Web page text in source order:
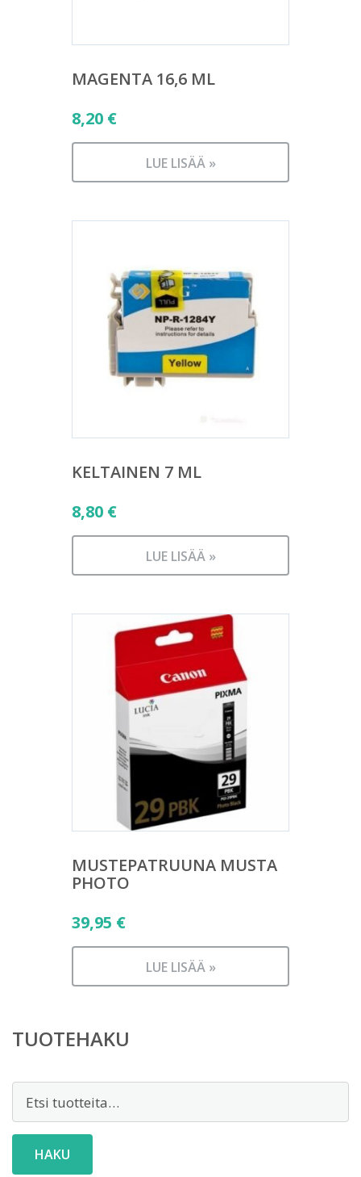
MAGENTA 16,6 ML
8,20 €
LUE LISÄÄ »
KELTAINEN 7 ML
8,80 €
LUE LISÄÄ »
MUSTEPATRUUNA MUSTA
PHOTO
39,95 €
LUE LISÄÄ »
TUOTEHAKU
HAKU